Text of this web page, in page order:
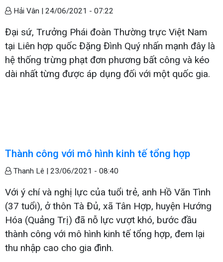
Hải Vân | 24/06/2021 - 07:22
Đại sứ, Trưởng Phái đoàn Thường trực Việt Nam
tại Liên hợp quốc Đặng Đình Quý nhấn mạnh đây là
hệ thống trừng phạt đơn phương bất công và kéo
dài nhất từng được áp dụng đối với một quốc gia.
Thành công với mô hình kinh tế tổng hợp
Thanh Lê | 23/06/2021 - 08:40
Với ý chí và nghị lực của tuổi trẻ, anh Hồ Văn Tình
(37 tuổi), ở thôn Tà Đủ, xã Tân Hợp, huyện Hướng
Hóa (Quảng Trị) đã nỗ lực vượt khó, bước đầu
thành công với mô hình kinh tế tổng hợp, đem lại
thu nhập cao cho gia đình.